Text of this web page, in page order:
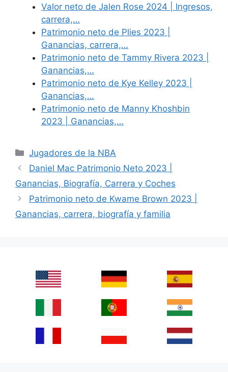
Valor neto de Jalen Rose 2024 | Ingresos,
carrera,…
Patrimonio neto de Plies 2023 |
Ganancias, carrera,…
Patrimonio neto de Tammy Rivera 2023 |
Ganancias,…
Patrimonio neto de Kye Kelley 2023 |
Ganancias,…
Patrimonio neto de Manny Khoshbin
2023 | Ganancias,…
Categories
Jugadores de la NBA
Daniel Mac Patrimonio Neto 2023 |
Ganancias, Biografía, Carrera y Coches
Patrimonio neto de Kwame Brown 2023 |
Ganancias, carrera, biografía y familia